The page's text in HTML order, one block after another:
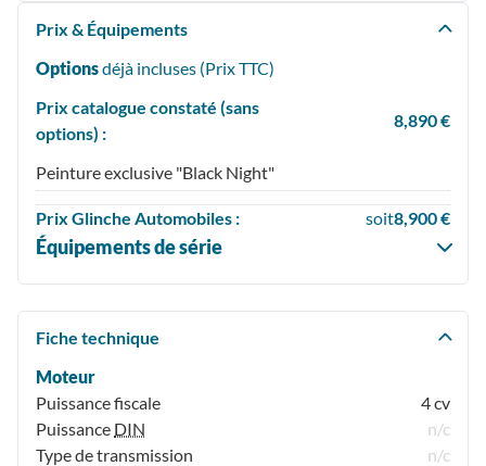
Prix & Équipements
Optionsdéjà incluses (PrixTTC)
Prix catalogue constaté (sans
options) :
8,890 €
Peinture exclusive "Black Night"
Prix Glinche Automobiles : soit8,900 €
Équipements de série
Fiche technique
Moteur
Puissance fiscale
4 cv
Puissance DIN
n/c
Type de transmission
n/c